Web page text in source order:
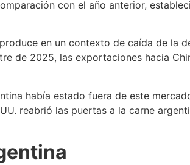
con el año anterior,
en un contexto de caída de la
de 2025, las exportaciones hacia
había estado fuera de este
reabrió las puertas a la carne